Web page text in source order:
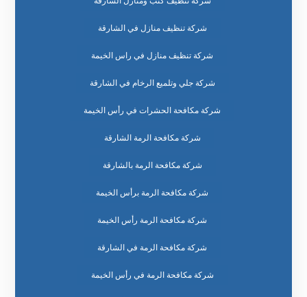
شركة تنظيف منازل في الشارقة
شركة تنظيف منازل في راس الخيمة
شركة جلي وتلميع الرخام في الشارقة
شركة مكافحة الحشرات في رأس الخيمة
شركة مكافحة الرمة الشارقة
شركة مكافحة الرمة بالشارقة
شركة مكافحة الرمة برأس الخيمة
شركة مكافحة الرمة رأس الخيمة
شركة مكافحة الرمة في الشارقة
شركة مكافحة الرمة في رأس الخيمة